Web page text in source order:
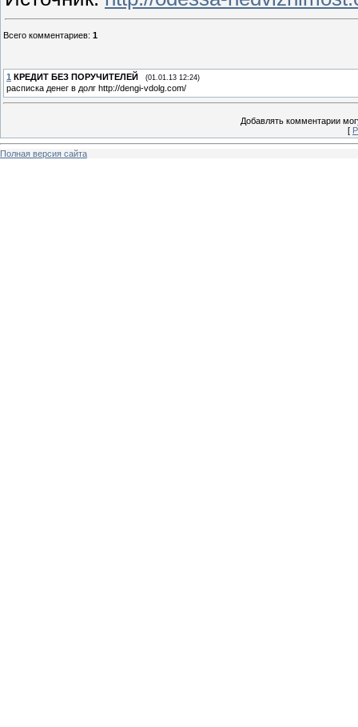
Всего комментариев: 1
1 КРЕДИТ БЕЗ ПОРУЧИТЕЛЕЙ (01.01.13 12:24)
расписка денег в долг http://dengi-vdolg.com/
Добавлять комментарии
[
Полная версия сайта